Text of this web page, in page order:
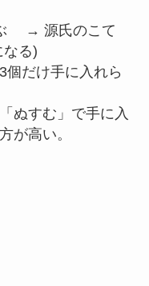
ぶ → 源氏のこて
なる)
個だけ手に入れら
ぬすむ」で手に入
が高い。